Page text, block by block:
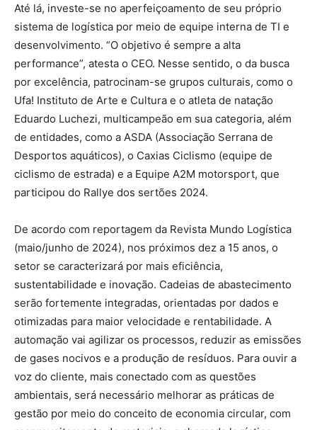
Até lá, investe-se no aperfeiçoamento de seu próprio
sistema de logística por meio de equipe interna de TI e
desenvolvimento. “O objetivo é sempre a alta
performance”, atesta o CEO. Nesse sentido, o da busca
por excelência, patrocinam-se grupos culturais, como o
Ufa! Instituto de Arte e Cultura e o atleta de natação
Eduardo Luchezi, multicampeão em sua categoria, além
de entidades, como a ASDA (Associação Serrana de
Desportos aquáticos), o Caxias Ciclismo (equipe de
ciclismo de estrada) e a Equipe A2M motorsport, que
participou do Rallye dos sertões 2024.
De acordo com reportagem da Revista Mundo Logística
(maio/junho de 2024), nos próximos dez a 15 anos, o
setor se caracterizará por mais eficiência,
sustentabilidade e inovação. Cadeias de abastecimento
serão fortemente integradas, orientadas por dados e
otimizadas para maior velocidade e rentabilidade. A
automação vai agilizar os processos, reduzir as emissões
de gases nocivos e a produção de resíduos. Para ouvir a
voz do cliente, mais conectado com as questões
ambientais, será necessário melhorar as práticas de
gestão por meio do conceito de economia circular, com